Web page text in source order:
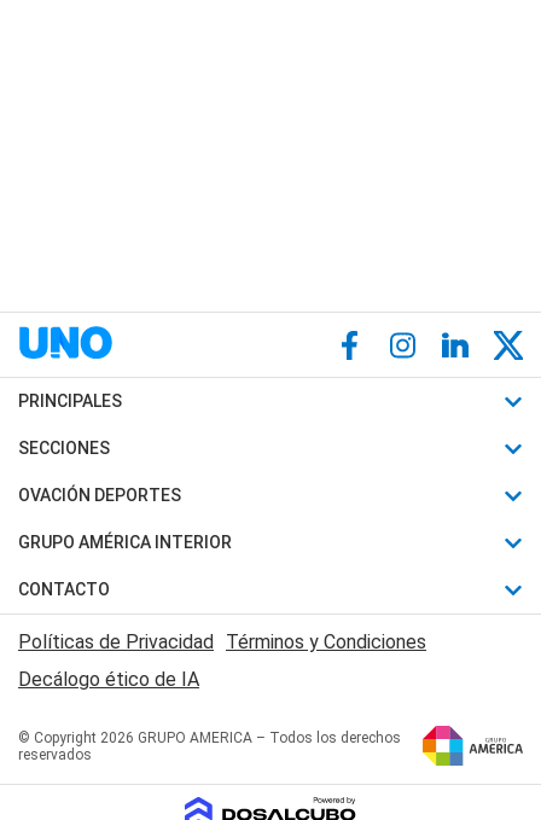
PRINCIPALES
Últimas Noticias
Política
Judiciales
Economia
SECCIONES
Horóscopo
Motores
Trucos caseros
Series y Películas
Edictos y Solicitadas
OVACIÓN DEPORTES
Fútbol
Mundial
Automovilismo
Rugby
Básquet
GRUPO AMÉRICA INTERIOR
Canal 7 en Vivo
San Juan 8
CONTACTO
Acerca de Nosotros
Contactanos
Políticas de Privacidad Términos y Condiciones
Decálogo ético de IA
© Copyright 2026 GRUPO AMERICA – Todos los derechos
reservados